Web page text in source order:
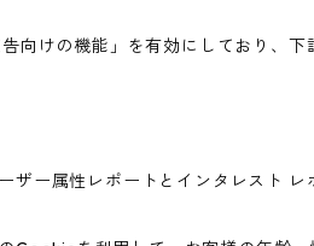
向けの機能」を有効にしており、
ー属性レポートとインタレスト レ